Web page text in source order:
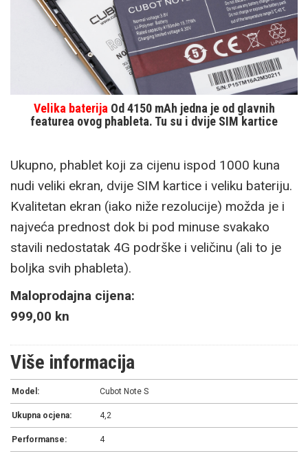
Velika baterijaOd 4150 mAh jedna je od glavnih
featurea ovog phableta. Tu su i dvije SIM kartice
Ukupno, phablet koji za cijenu ispod 1000 kuna
nudi veliki ekran, dvije SIM kartice i veliku bateriju.
Kvalitetan ekran (iako niže rezolucije) možda je i
najveća prednost dok bi pod minuse svakako
stavili nedostatak 4G podrške i veličinu (ali to je
boljka svih phableta).
Maloprodajna cijena:
999,00 kn
Više informacija
Model: Cubot Note S
Ukupna ocjena: 4,2
Performanse: 4